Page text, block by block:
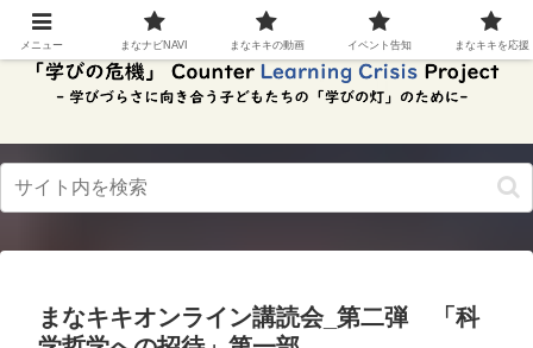
スク
リー
ンリ
ド。
この
ボタ
ンを
と、
まなキキオンライン講読会_第二弾 「科
メニュー まなナビNAVI まなキキの動画 イベント告知 まなキキを応援